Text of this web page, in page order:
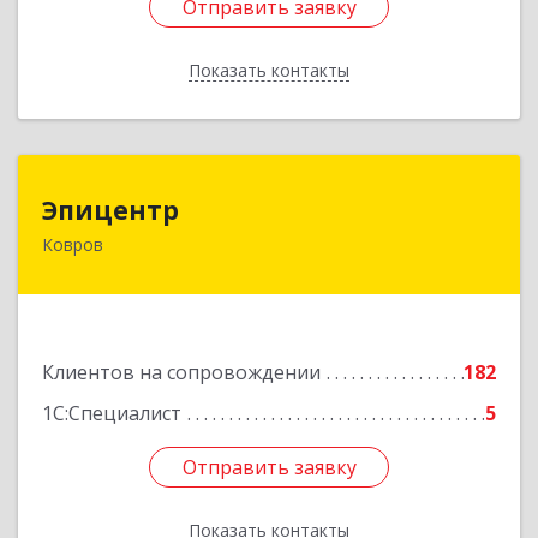
Отправить заявку
Показать контакты
Отправить заявку
Назад
Эпицентр
Ковров
Клиентов на сопровождении
182
1С:Специалист
5
Отправить заявку
Показать контакты
601900, Владимирская обл, Ковров г, Барсукова
Отправить заявку
Назад